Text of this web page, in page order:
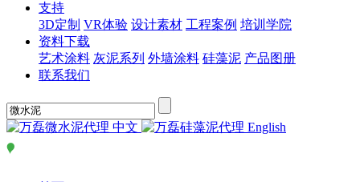
支持
3D定制 VR体验 设计素材 工程案例 培训学院
资料下载
艺术涂料 灰泥系列 外墙涂料 硅藻泥 产品图册
联系我们
中文 English